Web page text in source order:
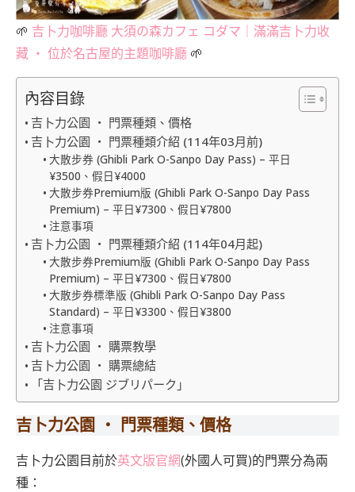
🌱 吉卜力咖啡廳 大須の森カフェ コダマ｜滿滿吉卜力收
藏 ‧ 位於名古屋的主題咖啡廳 🌱
內容目錄
吉卜力公園 ‧ 門票種類、價格
吉卜力公園 ‧ 門票種類介紹 (114年03月前)
大散步券 (Ghibli Park O-Sanpo Day Pass) – 平日
¥3500、假日¥4000
大散步券Premium版 (Ghibli Park O-Sanpo Day Pass
Premium) – 平日¥7300、假日¥7800
注意事項
吉卜力公園 ‧ 門票種類介紹 (114年04月起)
大散步券Premium版 (Ghibli Park O-Sanpo Day Pass
Premium) – 平日¥7300、假日¥7800
大散步券標準版 (Ghibli Park O-Sanpo Day Pass
Standard) – 平日¥3300、假日¥3800
注意事項
吉卜力公園 ‧ 購票教學
吉卜力公園 ‧ 購票總結
「吉卜力公園 ジブリパーク」
吉卜力公園 ‧ 門票種類、價格
吉卜力公園目前於英文版官網(外國人可買)的門票分為兩
種：